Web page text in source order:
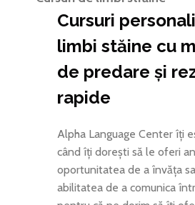
Cursuri
limbi stăine cu
de predare și
rapide
Alpha Language Center îți
când îți dorești să le oferi
oportunitatea de a învăța
abilitatea de a comunica